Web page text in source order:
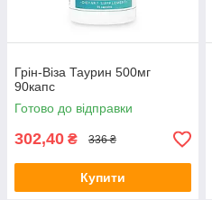
Грін-Віза Таурин 500мг
90капс
Готово до відправки
302,40 ₴ 336 ₴
Купити